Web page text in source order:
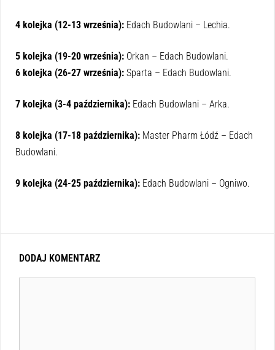
4 kolejka (12-13 września): Edach Budowlani – Lechia.
5 kolejka (19-20 września): Orkan – Edach Budowlani.
6 kolejka (26-27 września): Sparta – Edach Budowlani.
7 kolejka (3-4 października): Edach Budowlani – Arka.
8 kolejka (17-18 października): Master Pharm Łódź – Edach
Budowlani.
9 kolejka (24-25 października): Edach Budowlani – Ogniwo.
DODAJ KOMENTARZ